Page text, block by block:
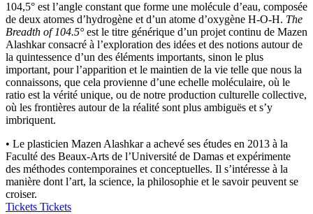
104,5° est l’angle constant que forme une molécule d’eau, composée
de deux atomes d’hydrogène et d’un atome d’oxygène H-O-H. The
Breadth of 104.5°est le titre générique d’un projet continu de Mazen
Alashkar consacré à l’exploration des idées et des notions autour de
la quintessence d’un des éléments importants, sinon le plus
important, pour l’apparition et le maintien de la vie telle que nous la
connaissons, que cela provienne d’une echelle moléculaire, où le
ratio est la vérité unique, ou de notre production culturelle collective,
où les frontières autour de la réalité sont plus ambiguës et s’y
imbriquent.
• Le plasticien Mazen Alashkar a achevé ses études en 2013 à la
Faculté des Beaux-Arts de l’Université de Damas et expérimente
des méthodes contemporaines et conceptuelles. Il s’intéresse à la
manière dont l’art, la science, la philosophie et le savoir peuvent se
croiser.
Tickets Tickets